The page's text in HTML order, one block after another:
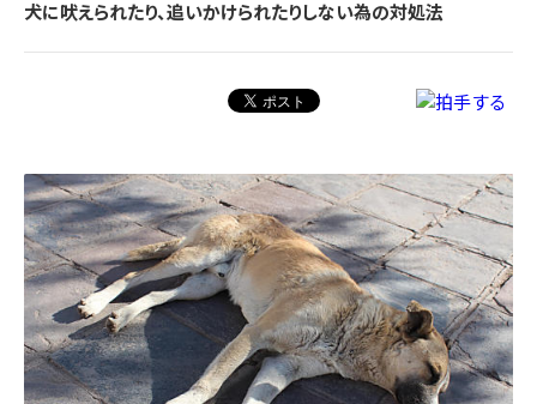
犬に吠えられたり、追いかけられたりしない為の対処法